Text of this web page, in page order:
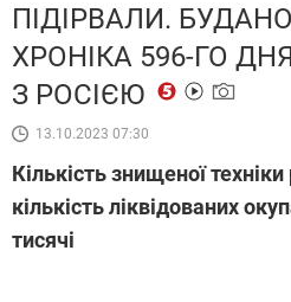
ПІДІРВАЛИ.
ХРОНІКА 596-ГО
З РОСІЄЮ
13.10.2023 07:30
Кількість знищеної
кількість ліквідованих
тисячі